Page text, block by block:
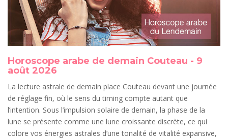
Horoscope arabe de demain Couteau - 9
août 2026
La lecture astrale de demain place Couteau devant une journée
de réglage fin, où le sens du timing compte autant que
l’intention. Sous l’impulsion solaire de demain, la phase de la
lune se présente comme une lune croissante discrète, ce qui
colore vos énergies astrales d’une tonalité de vitalité expansive,